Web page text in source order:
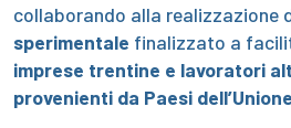
collaborando alla realizzazione
sperimentale finalizzato a
imprese trentine e lavoratori
provenienti da Paesi